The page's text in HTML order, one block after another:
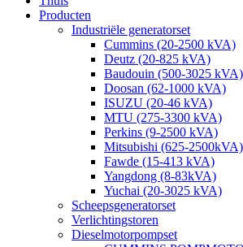
Producten
Industriële generatorset
Cummins (20-2500 kVA)
Deutz (20-825 kVA)
Baudouin (500-3025 kVA)
Doosan (62-1000 kVA)
ISUZU (20-46 kVA)
MTU (275-3300 kVA)
Perkins (9-2500 kVA)
Mitsubishi (625-2500kVA)
Fawde (15-413 kVA)
Yangdong (8-83kVA)
Yuchai (20-3025 kVA)
Scheepsgeneratorset
Verlichtingstoren
Dieselmotorpompset